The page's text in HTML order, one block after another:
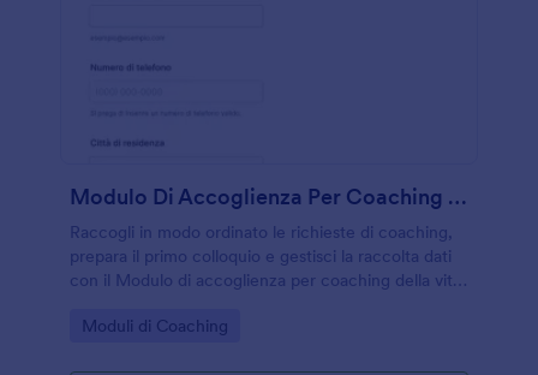
Modulo Di Accoglienza Per Coaching Della Vita
Raccogli in modo ordinato le richieste di coaching,
prepara il primo colloquio e gestisci la raccolta dati
con il Modulo di accoglienza per coaching della vita,
lavorano online o in studio.
Go to Category:
Moduli di Coaching